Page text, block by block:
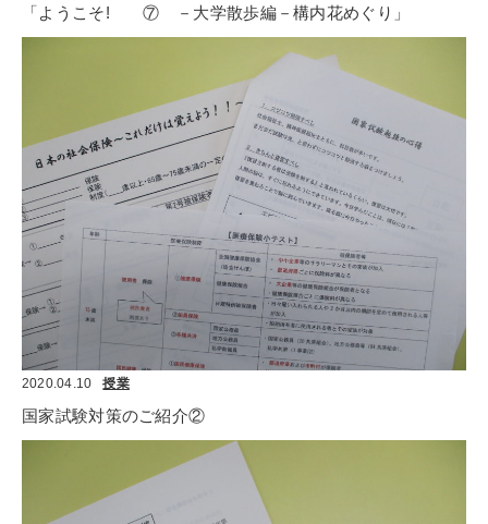
「ようこそ!　　⑦　－大学散歩編－構内花めぐり」
2020.04.10 授業
国家試験対策のご紹介②